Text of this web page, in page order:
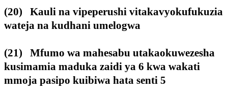
(20) Kauli na vipeperushi vitakavyokufukuzia
wateja na kudhani umelogwa
(21) Mfumo wa mahesabu utakaokuwezesha
kusimamia maduka zaidi ya 6 kwa wakati
mmoja pasipo kuibiwa hata senti 5